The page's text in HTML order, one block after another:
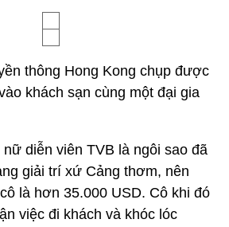
thông Hong Kong chụp được
khách sạn cùng một đại gia
diễn viên TVB là ngôi sao đã
giải trí xứ Cảng thơm, nên
là hơn 35.000 USD. Cô khi đó
việc đi khách và khóc lóc